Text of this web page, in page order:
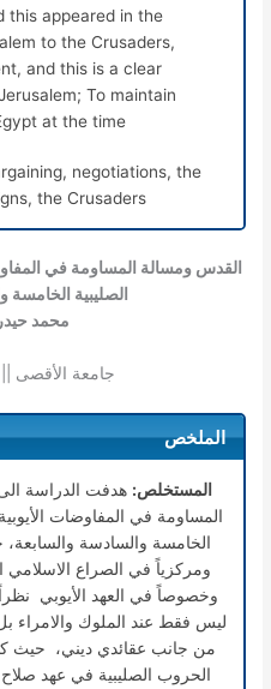
this appeared in the
to the Crusaders,
and this is a clear
To maintain
at the time.
negotiations, the
the Crusaders.
القدس ومسالة المساومة في
الصليبية الخامسة
محمد
جامعة الأقصى
الملخص
المستخلص: هدفت الدراسة
المساومة في المفاوضات
الخامسة والسادسة
ومركزياً في الصراع الاسلامي
وخصوصاً في العهد الأيوبي نظراً
ليس فقط عند الملوك والامراء
من جانب عقائدي ديني، حيث
الحروب الصليبية في عهد صلاح